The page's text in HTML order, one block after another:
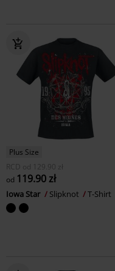
Plus Size
RCD
od 129.90 zł
od 119.90 zł
Iowa Star Slipknot T-Shirt